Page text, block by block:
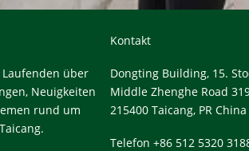
über
Neuigkeiten
rund um
Kontakt
Dongting Building, 15.
Middle Zhenghe Road
215400 Taicang, PR China
Telefon +86 512 5320